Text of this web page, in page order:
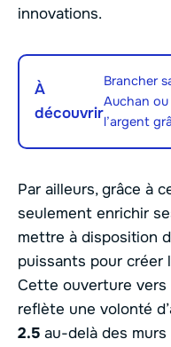
innovations.
À
découvrir
Brancher
Auchan
l’argent
Par ailleurs, grâce à
seulement enrichir
mettre à disposition
puissants pour créer
Cette ouverture vers
reflète une volonté
2.5 au-delà des